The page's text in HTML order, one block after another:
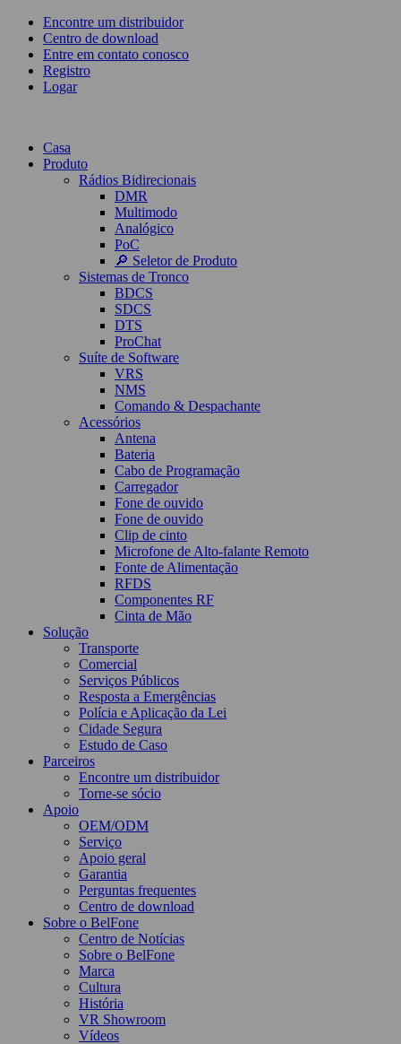
Encontre um distribuidor
Centro de download
Entre em contato conosco
Registro
Logar
Casa
Produto
Rádios Bidirecionais
DMR
Multimodo
Analógico
PoC
🔎 Seletor de Produto
Sistemas de Tronco
BDCS
SDCS
DTS
ProChat
Suíte de Software
VRS
NMS
Comando & Despachante
Acessórios
Antena
Bateria
Cabo de Programação
Carregador
Fone de ouvido
Fone de ouvido
Clip de cinto
Microfone de Alto-falante Remoto
Fonte de Alimentação
RFDS
Componentes RF
Cinta de Mão
Solução
Transporte
Comercial
Serviços Públicos
Resposta a Emergências
Polícia e Aplicação da Lei
Cidade Segura
Estudo de Caso
Parceiros
Encontre um distribuidor
Torne-se sócio
Apoio
OEM/ODM
Serviço
Apoio geral
Garantia
Perguntas frequentes
Centro de download
Sobre o BelFone
Centro de Notícias
Sobre o BelFone
Marca
Cultura
História
VR Showroom
Vídeos